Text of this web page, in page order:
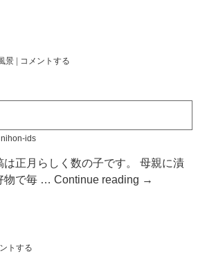
景 コメントする
nihon-ids
は正月らしく数の子です。 母親に漬
物で毎 … Continue reading →
トする